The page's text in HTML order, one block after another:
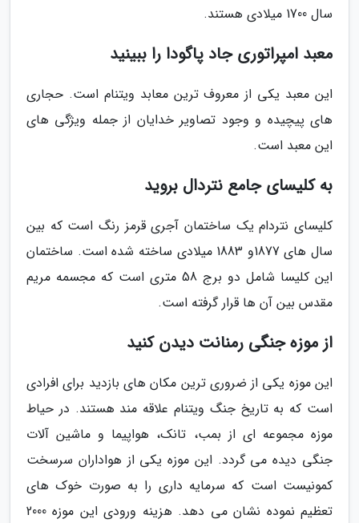
سال 1700 میلادی هستند.
معبد امپراتوری جاد پاگودا را ببینید
این معبد یکی از معروف ترین معابد ویتنام است. حجاری
های پیچیده و وجود تصاویر خدایان از جمله ویژگی های
این معبد است.
به کلیسای جامع نتردال بروید
کلیسای نتردام یک ساختمان آجری قرمز رنگ است که بین
سال های 1877و 1883 میلادی ساخته شده است. ساختمان
این کلیسا شامل دو برج 58 متری است که مجسمه مریم
مقدس بین آن ها قرار گرفته است.
از موزه جنگی رمنانت دیدن کنید
این موزه یکی از ضروری ترین مکان های بازدید برای افرادی
است که به تاریخ جنگ ویتنام علاقه مند هستند. در حیاط
موزه مجموعه ای از بمب، تانک، هواپیما و ماشین آلات
جنگی دیده می گردد. این موزه یکی از هواداران سرسخت
کمونیست است که سرمایه داری را به صورت خوک های
تعظیم نموده نشان می دهد. هزینه ورودی این موزه 2000